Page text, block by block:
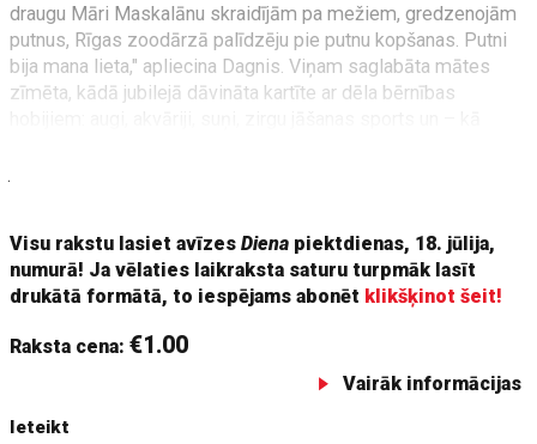
draugu Māri Maskalānu skraidījām pa mežiem, gredzenojām
putnus, Rīgas zoodārzā palīdzēju pie putnu kopšanas. Putni
bija mana lieta," apliecina Dagnis. Viņam saglabāta mātes
zīmēta, kādā jubilejā dāvināta kartīte ar dēla bērnības
Visu rakstu lasiet avīzesDiena piektdienas, 18. jūlija,
numurā! Ja vēlaties laikraksta saturu turpmāk lasīt
drukātā formātā, to iespējams abonēt klikšķinot šeit!
Raksta cena:€1.00
Vairāk informācijas
Ieteikt